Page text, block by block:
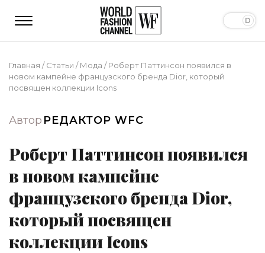
Главная /Статьи /Мода /Роберт Паттинсон появился в
новом кампейне французского бренда Dior, который
посвящен коллекции Icons
Автор РЕДАКТОР WFC
Роберт Паттинсон появился
в новом кампейне
французского бренда Dior,
который посвящен
коллекции Icons